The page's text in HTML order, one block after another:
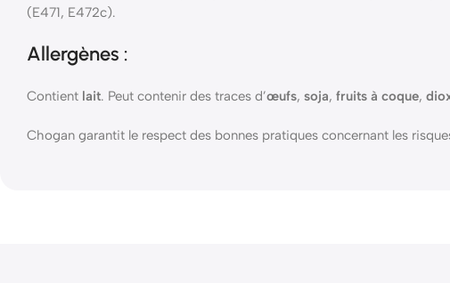
(E471, E472c).
Allergènes :
Contient lait. Peut contenir des traces d’œufs, soja, fruits à coque,
Chogan garantit le respect des bonnes pratiques concernant les